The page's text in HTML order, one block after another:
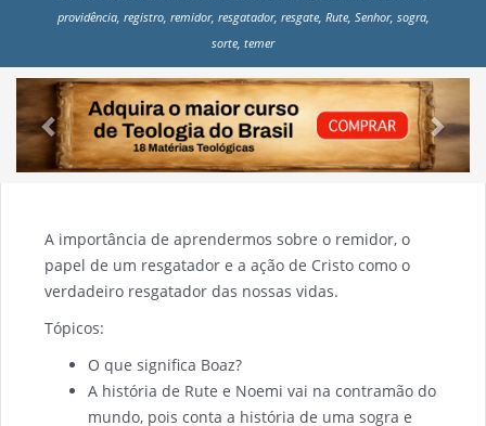
providência, registro, remidor, resgatador, resgate, Rute, Senhor, sogra,
sorte, temer
Previous Next
A importância de aprendermos sobre o remidor, o
papel de um resgatador e a ação de Cristo como o
verdadeiro resgatador das nossas vidas.
Tópicos:
O que significa Boaz?
A história de Rute e Noemi vai na contramão do
mundo, pois conta a história de uma sogra e